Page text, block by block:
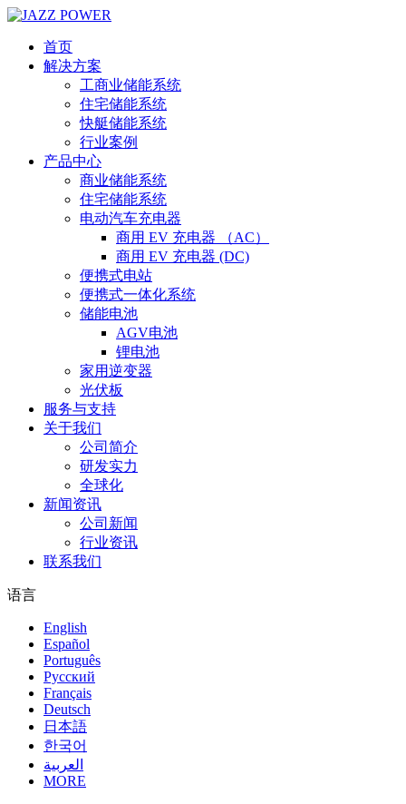
首页
解决方案
工商业储能系统
住宅储能系统
快艇储能系统
行业案例
产品中心
商业储能系统
住宅储能系统
电动汽车充电器
商用 EV 充电器 （AC）
商用 EV 充电器 (DC)
便携式电站
便携式一体化系统
储能电池
AGV电池
锂电池
家用逆变器
光伏板
服务与支持
关于我们
公司简介
研发实力
全球化
新闻资讯
公司新闻
行业资讯
联系我们
语言
English
Español
Português
Pусский
Français
Deutsch
日本語
한국어
العربية
MORE